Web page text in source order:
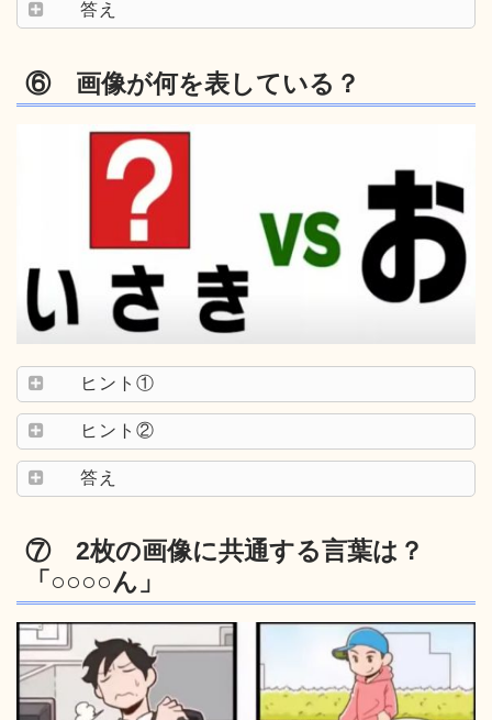
答え
⑥ 画像が何を表している？
ヒント①
ヒント②
答え
⑦ 2枚の画像に共通する言葉は？
「○○○○ん」